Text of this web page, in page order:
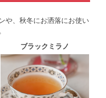
や、秋冬にお洒落にお使い
ブラックミラノ